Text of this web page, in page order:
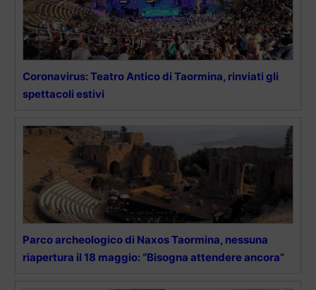
Coronavirus: Teatro Antico di Taormina, rinviati gli
spettacoli estivi
Parco archeologico di Naxos Taormina, nessuna
riapertura il 18 maggio: “Bisogna attendere ancora”